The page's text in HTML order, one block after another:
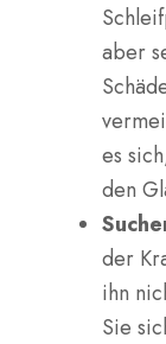
aber
es
den
der
ihn
Sie